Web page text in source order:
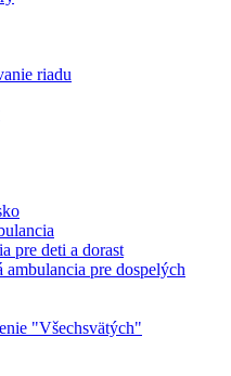
riadu
pre deti a dorast
ambulancia pre dospelých
"Všechsvätých"